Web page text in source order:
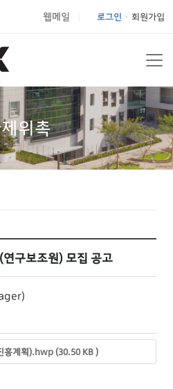
웹메일 로그인 회원가입
위촉
구보조원) 모집 공고
흥계획).hwp (30.50 KB )